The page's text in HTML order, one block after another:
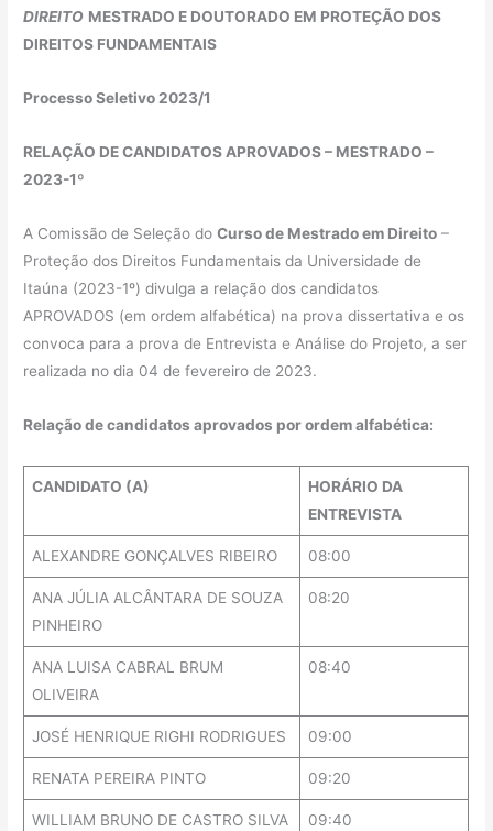
DIREITO MESTRADO E DOUTORADO EM PROTEÇÃO DOS
DIREITOS FUNDAMENTAIS
Processo Seletivo 2023/1
RELAÇÃO DE CANDIDATOS APROVADOS – MESTRADO –
2023-1º
A Comissão de Seleção doCurso de Mestrado em Direito –
Proteção dos Direitos Fundamentais da Universidade de
Itaúna (2023-1º) divulga a relação dos candidatos
APROVADOS (em ordem alfabética) na prova dissertativa e os
convoca para a prova de Entrevista e Análise do Projeto, a ser
realizada no dia 04 de fevereiro de 2023.
Relação de candidatos aprovados por ordem alfabética:
CANDIDATO (A)
HORÁRIO DA
ENTREVISTA
ALEXANDRE GONÇALVES RIBEIRO 08:00
ANA JÚLIA ALCÂNTARA DE SOUZA
PINHEIRO
08:20
ANA LUISA CABRAL BRUM
OLIVEIRA
08:40
JOSÉ HENRIQUE RIGHI RODRIGUES 09:00
RENATA PEREIRA PINTO 09:20
WILLIAM BRUNO DE CASTRO SILVA 09:40